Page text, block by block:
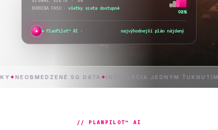
BURKINA FASO· všetky siete dostupné
98%
✦ ● PlanPilot™ AI · overujem oka
5G DÁTA✦ INŠTALÁCIA JEDNÝM ŤUKNUTÍM✦
// PLANPILOT™ AI